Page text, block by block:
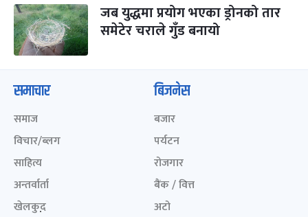
जब युद्धमा प्रयोग भएका ड्रोनको तार
समेटेर चराले गुँड बनायो
समाचार
समाज
विचार/ब्लग
साहित्य
अन्तर्वार्ता
खेलकुद़़
बिजनेस
बजार
पर्यटन
रोजगार
बैंक / वित्त
अटो